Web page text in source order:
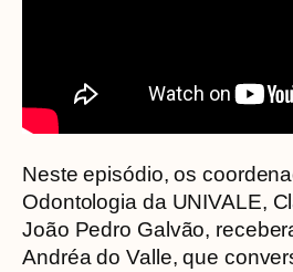
Neste episódio, os
Odontologia da UNIVALE,
João Pedro Galvão,
Andréa do Valle, que